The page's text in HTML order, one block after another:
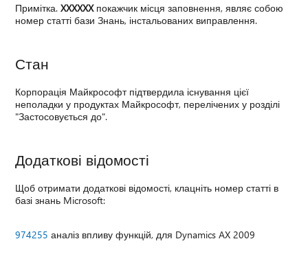
Примітка.XXXXXXпокажчик місця заповнення, являє собою
номер статті бази Знань, інстальованих виправлення.
Стан
Корпорація Майкрософт підтвердила існування цієї
неполадки у продуктах Майкрософт, перелічених у розділі
"Застосовується до".
Додаткові відомості
Щоб отримати додаткові відомості, клацніть номер статті в
базі знань Microsoft:
974255 аналіз впливу функцій, для Dynamics AX 2009